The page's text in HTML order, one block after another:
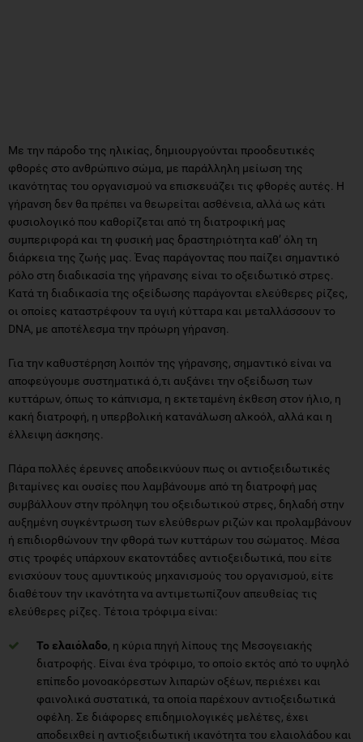
Με την πάροδο της ηλικίας, δημιουργούνται προοδευτικές
φθορές στο ανθρώπινο σώμα, με παράλληλη μείωση της
ικανότητας του οργανισμού να επισκευάζει τις φθορές αυτές. Η
γήρανση δεν θα πρέπει να θεωρείται ασθένεια, αλλά ως κάτι
φυσιολογικό που καθορίζεται από τη διατροφική μας
συμπεριφορά και τη φυσική μας δραστηριότητα καθ’ όλη τη
διάρκεια της ζωής μας. Ένας παράγοντας που παίζει σημαντικό
ρόλο στη διαδικασία της γήρανσης είναι το οξειδωτικό στρες.
Κατά τη διαδικασία της οξείδωσης παράγονται ελεύθερες ρίζες,
οι οποίες καταστρέφουν τα υγιή κύτταρα και μεταλλάσσουν το
DNA, με αποτέλεσμα την πρόωρη γήρανση.
Για την καθυστέρηση λοιπόν της γήρανσης, σημαντικό είναι να
αποφεύγουµε συστηµατικά ό,τι αυξάνει την οξείδωση των
κυττάρων, όπως το κάπνισµα, η εκτεταμένη έκθεση στον ήλιο, η
κακή διατροφή, η υπερβολική κατανάλωση αλκοόλ, αλλά και η
έλλειψη άσκησης.
Πάρα πολλές έρευνες αποδεικνύουν πως οι αντιοξειδωτικές
βιταμίνες και ουσίες που λαμβάνουμε από τη διατροφή μας
συμβάλλουν στην πρόληψη του οξειδωτικού στρες, δηλαδή στην
αυξημένη συγκέντρωση των ελεύθερων ριζών και προλαμβάνουν
ή επιδιορθώνουν την φθορά των κυττάρων του σώματος. Μέσα
στις τροφές υπάρχουν εκατοντάδες αντιοξειδωτικά, που είτε
ενισχύουν τους αμυντικούς μηχανισμούς του οργανισμού, είτε
διαθέτουν την ικανότητα να αντιμετωπίζουν απευθείας τις
ελεύθερες ρίζες. Τέτοια τρόφιμα είναι:
Το ελαιόλαδο, η κύρια πηγή λίπους της Μεσογειακής
διατροφής. Είναι ένα τρόφιμο, το οποίο εκτός από το υψηλό
επίπεδο μονοακόρεστων λιπαρών οξέων, περιέχει και
φαινολικά συστατικά, τα οποία παρέχουν αντιοξειδωτικά
οφέλη. Σε διάφορες επιδημιολογικές μελέτες, έχει
αποδειχθεί η αντιοξειδωτική ικανότητα του ελαιολάδου και